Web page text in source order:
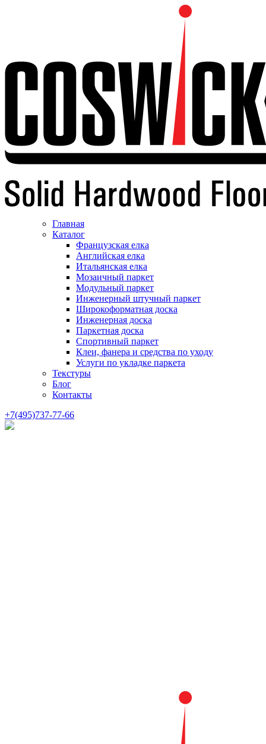
Главная
Каталог
Французская елка
Английская елка
Итальянская елка
Мозаичный паркет
Модульный паркет
Инженерный штучный паркет
Широкоформатная доска
Инженерная доска
Паркетная доска
Спортивный паркет
Клеи, фанера и средства по уходу
Услуги по укладке паркета
Текстуры
Блог
Контакты
+7(495)737-77-66